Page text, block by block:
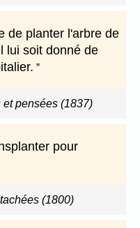
de planter l'arbre de
lui soit donné de
et pensées (1837)
pour
(1800)